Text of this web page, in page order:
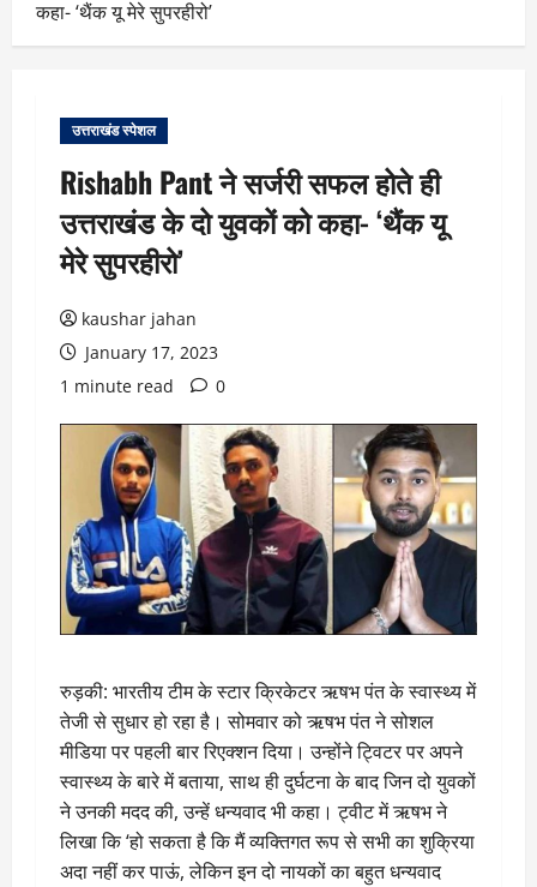
कहा- ‘थैंक यू मेरे सुपरहीरो’
उत्तराखंड स्पेशल
Rishabh Pant ने सर्जरी सफल होते ही
उत्तराखंड के दो युवकों को कहा- ‘थैंक यू
मेरे सुपरहीरो’
kaushar jahan
January 17, 2023
1 minute read
0
रुड़की: भारतीय टीम के स्टार क्रिकेटर ऋषभ पंत के स्वास्थ्य में
तेजी से सुधार हो रहा है। सोमवार को ऋषभ पंत ने सोशल
मीडिया पर पहली बार रिएक्शन दिया। उन्होंने ट्विटर पर अपने
स्वास्थ्य के बारे में बताया, साथ ही दुर्घटना के बाद जिन दो युवकों
ने उनकी मदद की, उन्हें धन्यवाद भी कहा। ट्वीट में ऋषभ ने
लिखा कि ‘हो सकता है कि मैं व्यक्तिगत रूप से सभी का शुक्रिया
अदा नहीं कर पाऊं, लेकिन इन दो नायकों का बहुत धन्यवाद